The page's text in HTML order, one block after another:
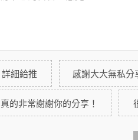
詳細給推 感謝大大無私分
真的非常謝謝你的分享！